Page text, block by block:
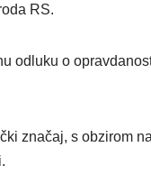
RS.
odluku o
značaj, s obzirom